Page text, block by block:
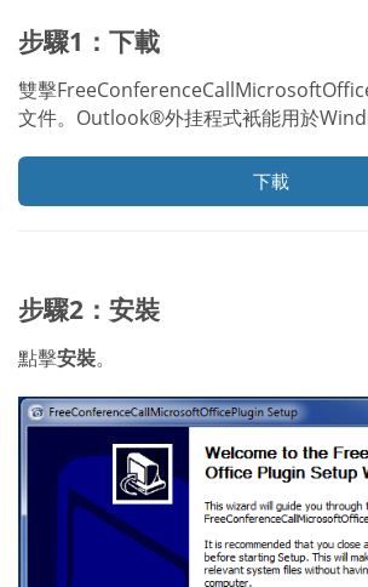
步驟1：下載
雙擊
文件。Outlook®外挂程式衹能用於
下載
步驟2：安裝
點擊安裝。